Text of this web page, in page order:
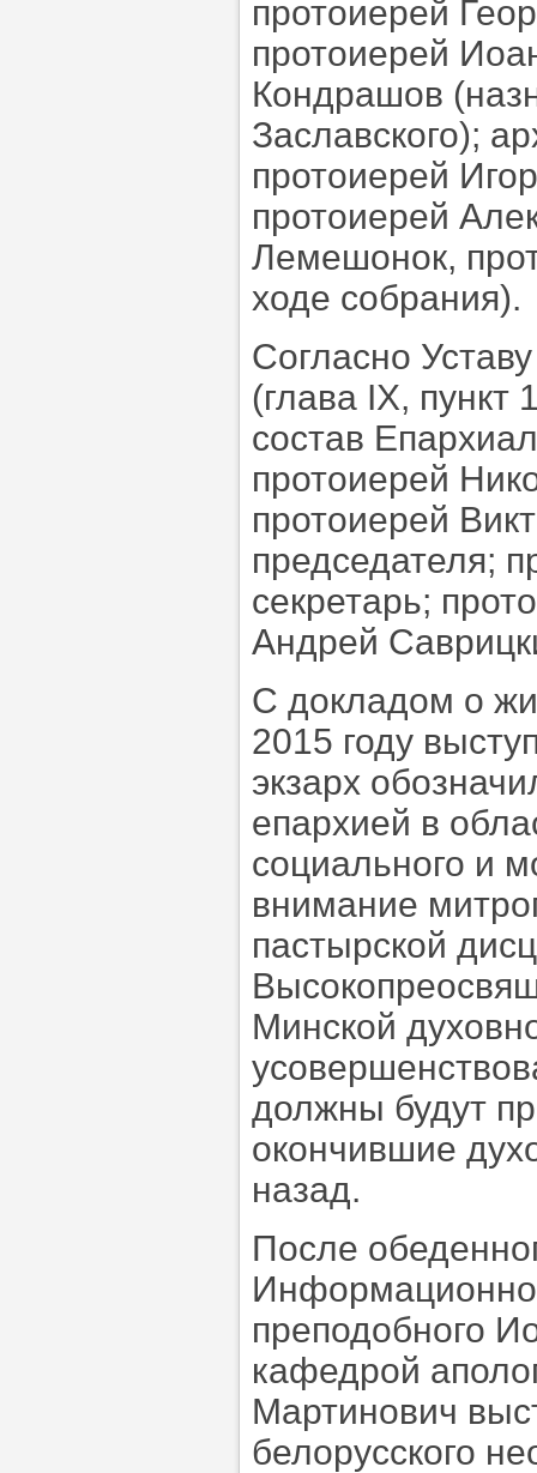
протоиерей
протоиерей
Кондрашов
Заславского);
протоиерей
протоиерей
Лемешонок,
ходе собрания).
Согласно
(глава IX,
состав
протоиерей
протоиерей
председателя;
секретарь;
Андрей
С докладом о
2015 году
экзарх
епархией в
социального и
внимание
пастырской
Минской
должны будут
окончившие
назад.
После
преподобного
кафедрой
Мартинович
белорусского